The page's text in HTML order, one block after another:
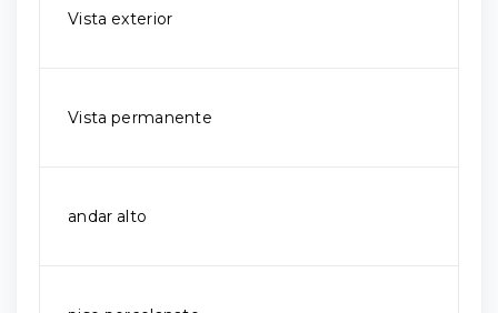
Vista exterior
Vista permanente
andar alto